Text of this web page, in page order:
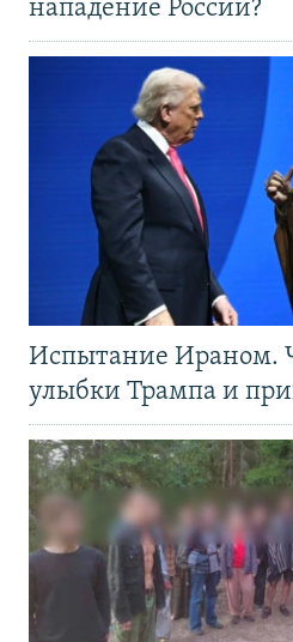
нападение России?
Испытание Ираном.
улыбки Трампа и